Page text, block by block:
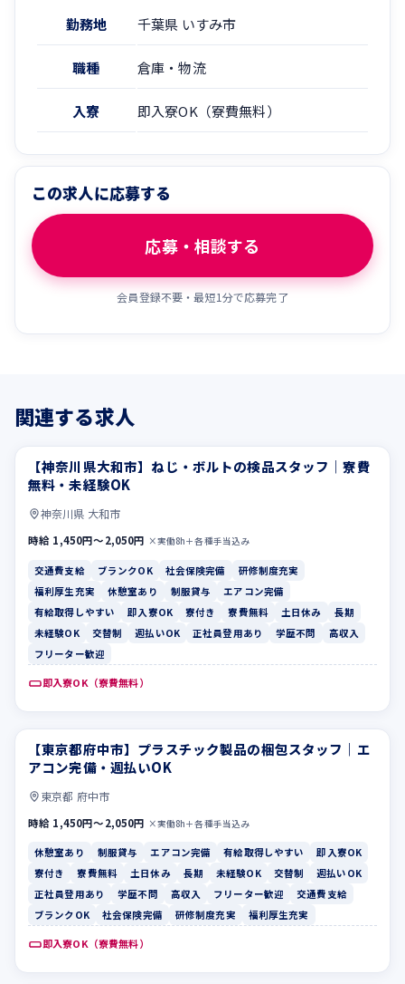
勤務地 千葉県 いすみ市
職種 倉庫・物流
入寮 即入寮OK（寮費無料）
この求人に応募する
応募・相談する
会員登録不要・最短1分で応募完了
関連する求人
交通費支給 ブランクOK
【神奈川県大和市】ねじ・ボルトの検品スタッフ｜寮費
無料・未経験OK
神奈川県 大和市
時給 1,450円〜2,050円 ×実働8h＋各種手当込み
交通費支給 ブランクOK 社会保険完備
研修制度充実
福利厚生充実
休憩室あり 制服貸与
エアコン完備
有給取得しやすい
即入寮OK 寮付き 寮費無料 土日休み
長期
未経験OK
交替制 週払いOK 正社員登用あり 学歴不問
高収入
フリーター歓迎
即入寮OK（寮費無料）
休憩室あり 制服貸与
【東京都府中市】プラスチック製品の梱包スタッフ｜エ
アコン完備・週払いOK
東京都 府中市
時給 1,450円〜2,050円 ×実働8h＋各種手当込み
休憩室あり 制服貸与 エアコン完備 有給取得しやすい
即入寮OK
寮付き
寮費無料 土日休み 長期 未経験OK 交替制
週払いOK
正社員登用あり
学歴不問 高収入 フリーター歓迎
交通費支給
ブランクOK
社会保険完備 研修制度充実 福利厚生充実
即入寮OK（寮費無料）